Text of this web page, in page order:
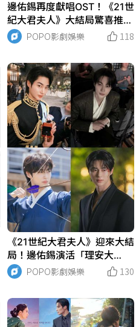
邊佑錫再度獻唱OST！《21世
紀大君夫人》大結局驚喜推出
《平行線》，理安大君沉穩嗓
音讓情感張力拉到最滿！
POPO影劇娛樂 118
《21世紀大君夫人》迎來大結
局！邊佑錫演活「理安大
君」！透露接戲的契機，私心
最愛名場面是「這幕」！
POPO影劇娛樂 130